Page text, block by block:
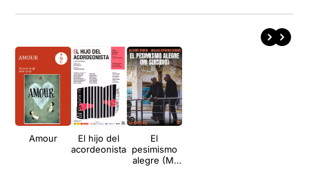
Amour
El hijo del
acordeonista
El
pesimismo
alegre (Mi